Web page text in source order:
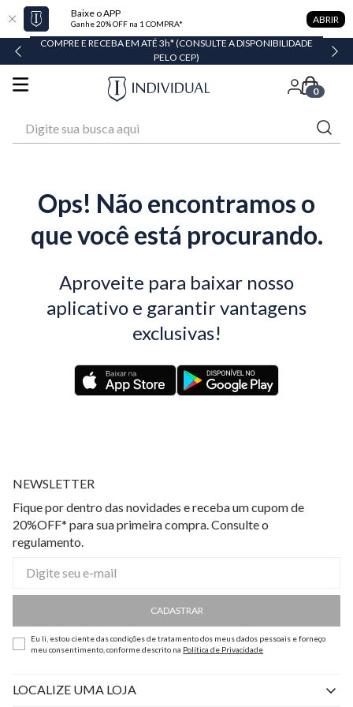
Baixe o APP
Ganhe 20% OFF na 1 COMPRA* ABRIR
COMPRE E RECEBA EM ATÉ 3h* (CONSULTE A DISPONIBILIDADE
PELO CEP)
0
Ops! Não encontramos o
que você está procurando.
Aproveite para baixar nosso
aplicativo e garantir vantagens
exclusivas!
NEWSLETTER
Fique por dentro das novidades e receba um cupom de
20%OFF* para sua primeira compra. Consulte o
regulamento.
CADASTRAR
Eu li, estou ciente das condições de tratamento dos meus dados pessoais e forneço
meu consentimento, conforme descrito na Política de Privacidade
LOCALIZE UMA LOJA